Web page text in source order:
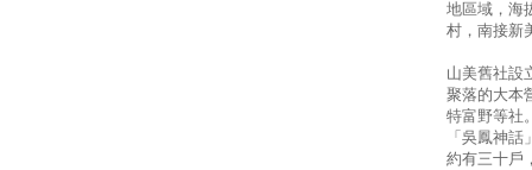
地區域，海
村，南接新
山美舊社設
聚落的大本
特富野等社
「吳鳳神
約有三十戶